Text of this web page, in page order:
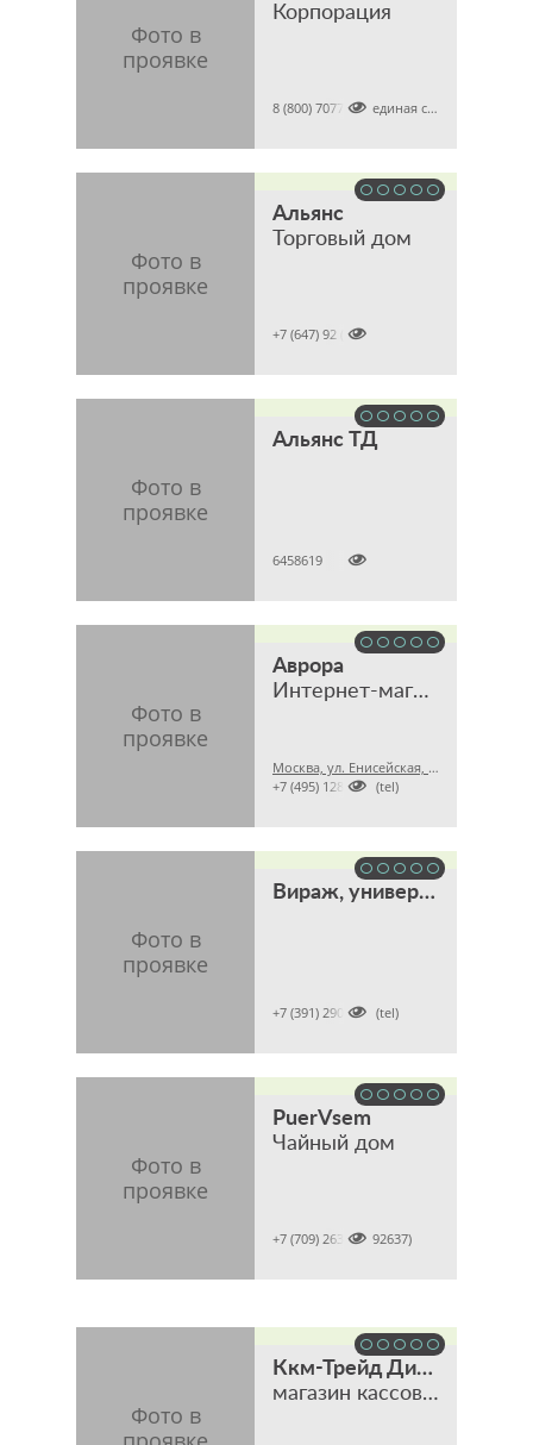
Корпорация

8 (800) 7077821 (единая справочная)
Альянс
Торговый дом

+7 (647) 92 (tel)
Альянс ТД

6458619
Аврора
Интернет-магазин
Москва, ул. Енисейская, 7, стр. 4, офис 6

+7 (495) 1288998 (tel)
Вираж, универсальный интернет-магазин

+7 (391) 2902001 (tel)
PuerVsem
Чайный дом

+7 (709) 2637 (7092637)
Ккм-Трейд Дистрибьюшен
магазин кассового, торгового и банковского оборудования